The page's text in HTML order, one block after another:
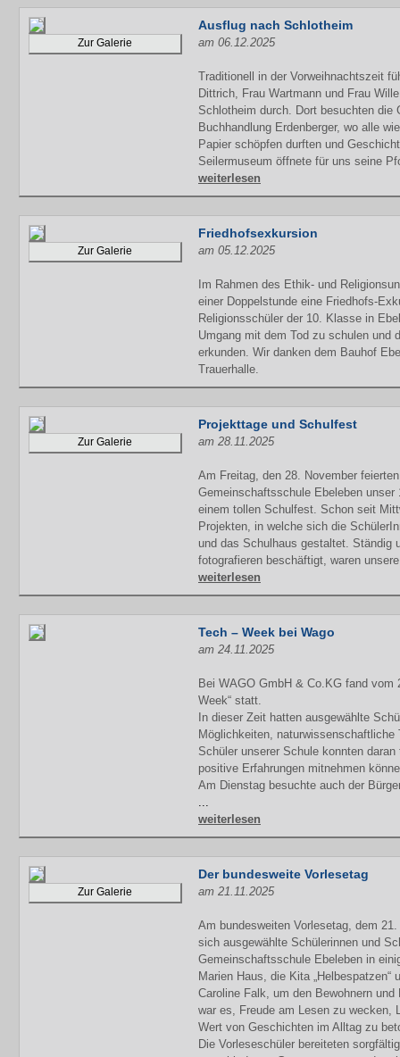
Zur Galerie
Ausflug nach Schlotheim
am 06.12.2025
Traditionell in der Vorweihnachtszeit
Dittrich, Frau Wartmann und Frau
Schlotheim durch. Dort besuchten die
Buchhandlung Erdenberger, wo alle
Papier schöpfen durften und
Seilermuseum öffnete für uns seine
weiterlesen
Zur Galerie
Friedhofsexkursion
am 05.12.2025
Im Rahmen des Ethik- und
einer Doppelstunde eine Friedhofs-
Religionsschüler der 10. Klasse in
Umgang mit dem Tod zu schulen und
erkunden. Wir danken dem Bauhof
Trauerhalle.
Zur Galerie
Projekttage und Schulfest
am 28.11.2025
Am Freitag, den 28. November
Gemeinschaftsschule Ebeleben
einem tollen Schulfest. Schon seit
Projekten, in welche sich die
und das Schulhaus gestaltet. Ständig
fotografieren beschäftigt, waren
weiterlesen
Tech – Week bei Wago
am 24.11.2025
Bei WAGO GmbH & Co.KG fand vom
Week“ statt.
In dieser Zeit hatten ausgewählte
Möglichkeiten,
Schüler unserer Schule konnten
positive Erfahrungen mitnehmen
Am Dienstag besuchte auch der
...
weiterlesen
Zur Galerie
Der bundesweite Vorlesetag
am 21.11.2025
Am bundesweiten Vorlesetag, dem
sich ausgewählte Schülerinnen und
Gemeinschaftsschule Ebeleben in
Marien Haus, die Kita
Caroline Falk, um den Bewohnern
war es, Freude am Lesen zu wecken,
Wert von Geschichten im Alltag zu
Die Vorleseschüler bereiteten